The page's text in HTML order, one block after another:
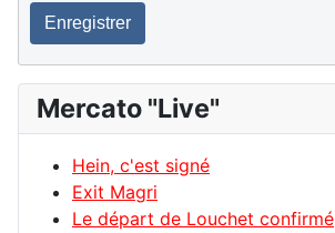
Enregistrer
Mercato "Live"
Hein, c'est signé
Exit Magri
Le départ de Louchet confirmé